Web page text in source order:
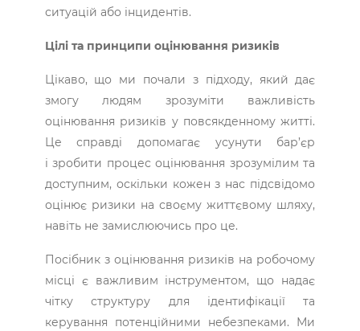
ситуацій або інцидентів.
Цілі та принципи оцінювання ризиків
Цікаво, що ми почали з підходу, який дає
змогу людям зрозуміти важливість
оцінювання ризиків у повсякденному житті.
Це справді допомагає усунути бар’єр
і зробити процес оцінювання зрозумілим та
доступним, оскільки кожен з нас підсвідомо
оцінює ризики на своєму життєвому шляху,
навіть не замислюючись про це.
Посібник з оцінювання ризиків на робочому
місці є важливим інструментом, що надає
чітку структуру для ідентифікації та
керування потенційними небезпеками. Ми